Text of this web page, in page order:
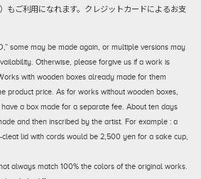
もご利用になれます。クレジットカードによるお支
some may be made again, or multiple versions may
Otherwise, please forgive us if a work is
with wooden boxes already made for them
product price. As for works without wooden boxes,
a box made for a separate fee. About ten days
and then inscribed by the artist. For example : a
lid with cords would be 2,500 yen for a sake cup,
always match 100% the colors of the original works.